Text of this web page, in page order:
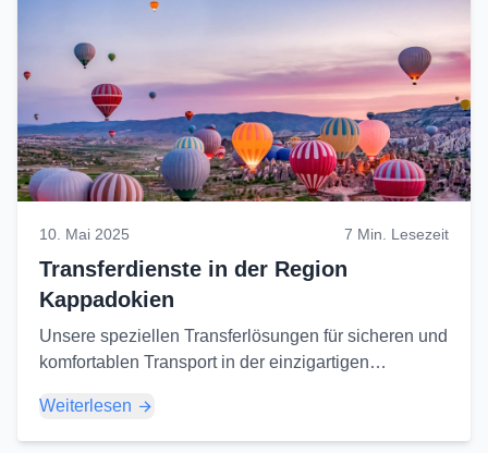
10. Mai 2025 7 Min. Lesezeit
Transferdienste in der Region
Kappadokien
Unsere speziellen Transferlösungen für sicheren und
komfortablen Transport in der einzigartigen
Region wissen müssen...
Weiterlesen